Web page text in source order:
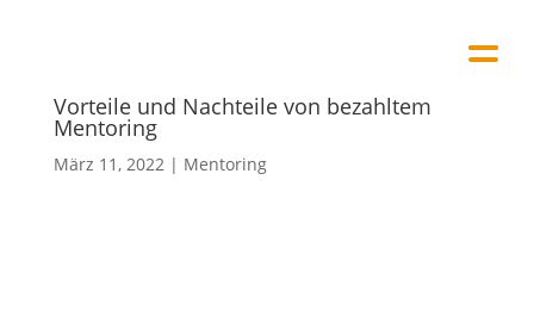
Vorteile und Nachteile von bezahltem
Mentoring
März 11, 2022| Mentoring